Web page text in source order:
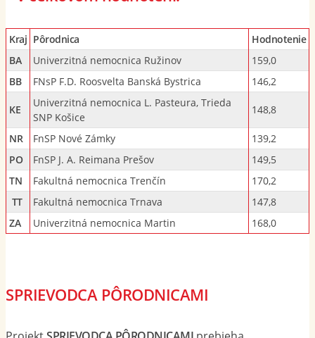
Kraj Pôrodnica
Hodnotenie
BA
Univerzitná nemocnica Ružinov
159,0
BB
FNsP F.D. Roosvelta Banská Bystrica 146,2
KE
Univerzitná nemocnica L. Pasteura, Trieda
SNP Košice
148,8
NR FnSP Nové Zámky
139,2
PO
FnSP J. A. Reimana Prešov
149,5
TN
Fakultná nemocnica Trenčín
170,2
TT
Fakultná nemocnica Trnava
147,8
ZA
Univerzitná nemocnica Martin 168,0
SPRIEVODCA PÔRODNICAMI